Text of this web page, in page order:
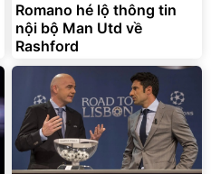
Romano hé lộ thông tin
nội bộ Man Utd về
Rashford